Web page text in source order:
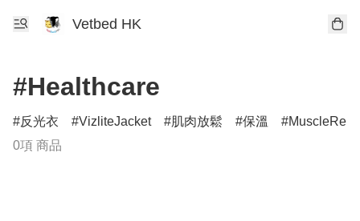
Vetbed HK
#Healthcare
反光衣 VizliteJacket 肌肉放鬆 保溫
0項 商品